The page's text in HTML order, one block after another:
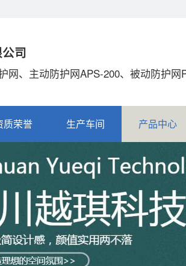
司
网、主动防护网APS-200、被动防护
质荣誉 生产车间 产品中心